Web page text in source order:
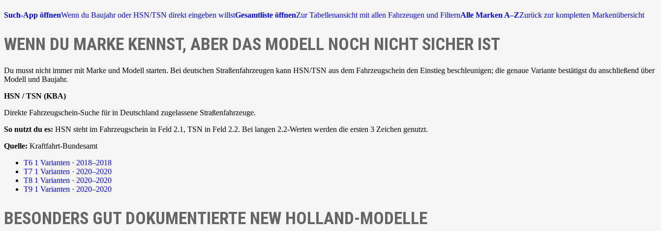
Such-App öffnenWenn du Baujahr oder HSN/TSN direkt eingeben willstGesamtliste öffnenZur Tabellenansicht mit allen Fahrzeugen und FilternAlle Marken A–ZZurück zur kompletten Markenübersicht
WENN DU MARKE KENNST, ABER DAS MODELL NOCH NICHT SICHER IST
Du musst nicht immer mit Marke und Modell starten. Bei deutschen Straßenfahrzeugen kann HSN/TSN aus dem Fahrzeugschein den Einstieg beschleunigen; die genaue Variante bestätigst du anschließend über
Modell und Baujahr.
HSN / TSN (KBA)
Direkte Fahrzeugschein-Suche für in Deutschland zugelassene Straßenfahrzeuge.
So nutzt du es: HSN steht im Fahrzeugschein in Feld 2.1, TSN in Feld 2.2. Bei langen 2.2-Werten werden die ersten 3 Zeichen genutzt.
Quelle: Kraftfahrt-Bundesamt
T6 1 Varianten · 2018–2018
T7 1 Varianten · 2020–2020
T8 1 Varianten · 2020–2020
T9 1 Varianten · 2020–2020
BESONDERS GUT DOKUMENTIERTE NEW HOLLAND-MODELLE